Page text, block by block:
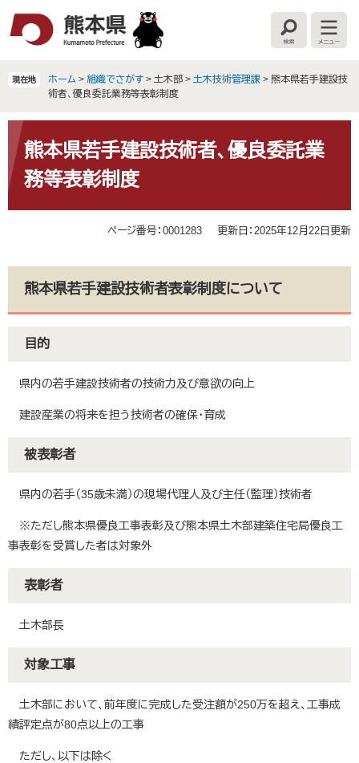
文
へ
検
索
メ
ニ
ー
現在地 ホーム > 組織でさがす > 土木部 > 土木技術管理課 > 熊本県若手建設技
術者、優良委託業務等表彰制度
文 熊本県若手建設技術者、優良委託業
務等表彰制度
ページ番号：0001283 更新日：2025年12月22日更新
熊本県若手建設技術者表彰制度について
目的
県内の若手建設技術者の技術力及び意欲の向上
建設産業の将来を担う技術者の確保・育成
被表彰者
県内の若手（35歳未満）の現場代理人及び主任（監理）技術者
※ただし熊本県優良工事表彰及び熊本県土木部建築住宅局優良工
事表彰を受賞した者は対象外
表彰者
土木部長
対象工事
土木部において、前年度に完成した受注額が250万を超え、工事成
績評定点が80点以上の工事
ただし、以下は除く